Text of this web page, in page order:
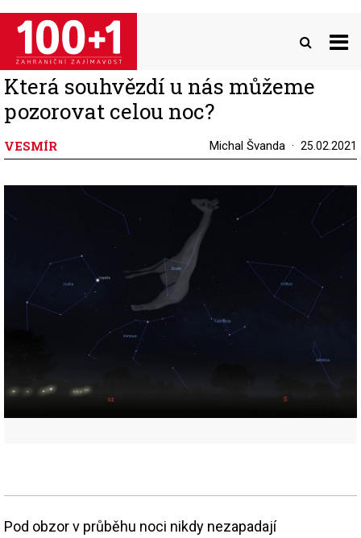
Přejít
hlavnímu
obsahu
Která souhvězdí u nás můžeme
pozorovat celou noc?
VESMÍR Michal Švanda 25.02.2021
Pod obzor v průběhu noci nikdy nezapadají